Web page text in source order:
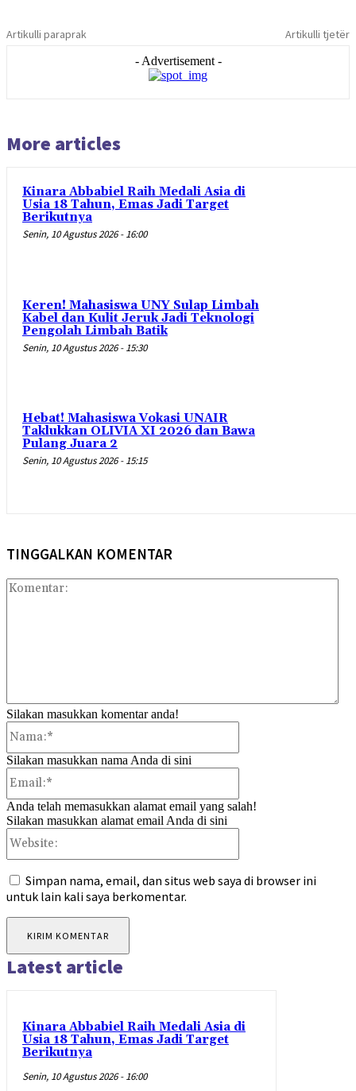
Artikulli paraprak Artikulli tjetër
- Advertisement -
More articles
Kinara Abbabiel Raih Medali Asia di
Usia 18 Tahun, Emas Jadi Target
Berikutnya
Senin, 10 Agustus 2026 - 16:00
Keren! Mahasiswa UNY Sulap Limbah
Kabel dan Kulit Jeruk Jadi Teknologi
Pengolah Limbah Batik
Senin, 10 Agustus 2026 - 15:30
Hebat! Mahasiswa Vokasi UNAIR
Taklukkan OLIVIA XI 2026 dan Bawa
Pulang Juara 2
Senin, 10 Agustus 2026 - 15:15
TINGGALKAN KOMENTAR
Silakan masukkan komentar anda!
Silakan masukkan nama Anda di sini
Anda telah memasukkan alamat email yang salah!
Silakan masukkan alamat email Anda di sini
Simpan nama, email, dan situs web saya di browser ini
untuk lain kali saya berkomentar.
Latest article
Kinara Abbabiel Raih Medali Asia di
Usia 18 Tahun, Emas Jadi Target
Berikutnya
Senin, 10 Agustus 2026 - 16:00